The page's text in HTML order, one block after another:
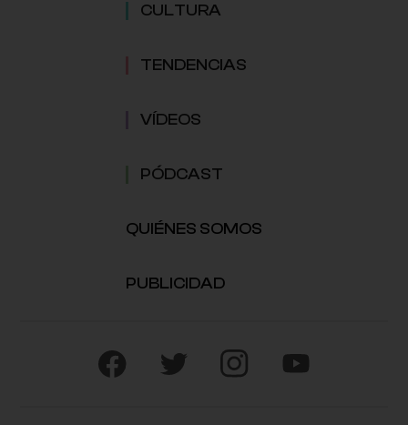
CULTURA
TENDENCIAS
VÍDEOS
PÓDCAST
QUIÉNES SOMOS
PUBLICIDAD